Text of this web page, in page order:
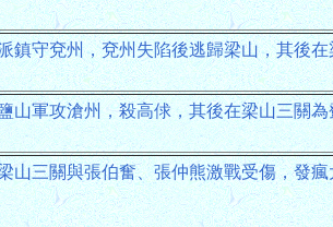
鎮守兗州，兗州失陷後逃歸梁山，其後
山軍攻滄州，殺高俅，其後在梁山三關
山三關與張伯奮、張仲熊激戰受傷，發